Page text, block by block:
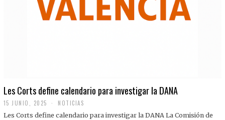
Les Corts define calendario para investigar la DANA
15 JUNIO, 2025 NOTICIAS
Les Corts define calendario para investigar la DANA La Comisión de